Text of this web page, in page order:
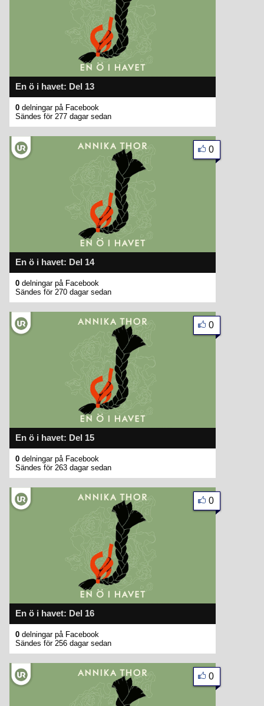
En ö i havet: Del 13
0 delningar på Facebook
Sändes för 277 dagar sedan
En ö i havet: Del 14
0
0 delningar på Facebook
Sändes för 270 dagar sedan
En ö i havet: Del 15
0
0 delningar på Facebook
Sändes för 263 dagar sedan
En ö i havet: Del 16
0
0 delningar på Facebook
Sändes för 256 dagar sedan
0